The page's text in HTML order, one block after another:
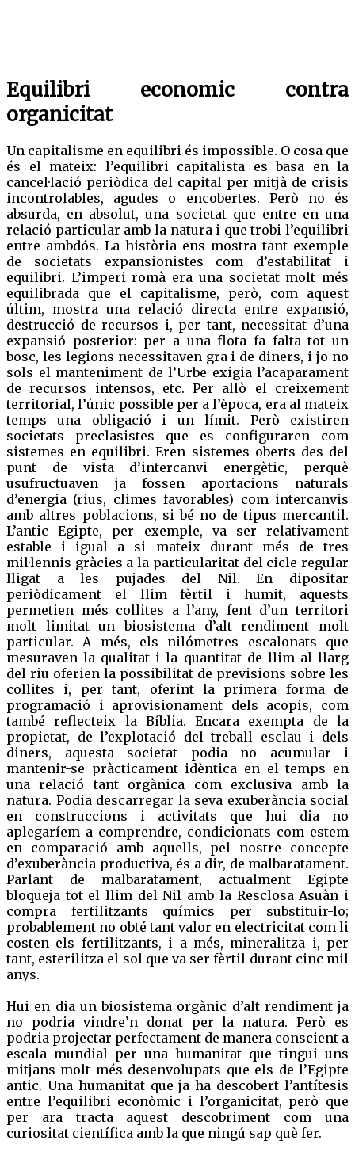
Equilibri economic contra
organicitat
Un capitalisme en equilibri és impossible. O cosa que
és el mateix: l’equilibri capitalista es basa en la
cancel·lació periòdica del capital per mitjà de crisis
incontrolables, agudes o encobertes. Però no és
absurda, en absolut, una societat que entre en una
relació particular amb la natura i que trobi l’equilibri
entre ambdós. La història ens mostra tant exemple
de societats expansionistes com d’estabilitat i
equilibri. L’imperi romà era una societat molt més
equilibrada que el capitalisme, però, com aquest
últim, mostra una relació directa entre expansió,
destrucció de recursos i, per tant, necessitat d’una
expansió posterior: per a una flota fa falta tot un
bosc, les legions necessitaven gra i de diners, i jo no
sols el manteniment de l’Urbe exigia l’acaparament
de recursos intensos, etc. Per allò el creixement
territorial, l’únic possible per a l’època, era al mateix
temps una obligació i un límit. Però existiren
societats preclasistes que es configuraren com
sistemes en equilibri. Eren sistemes oberts des del
punt de vista d’intercanvi energètic, perquè
usufructuaven ja fossen aportacions naturals
d’energia (rius, climes favorables) com intercanvis
amb altres poblacions, si bé no de tipus mercantil.
L’antic Egipte, per exemple, va ser relativament
estable i igual a si mateix durant més de tres
mil·lennis gràcies a la particularitat del cicle regular
lligat a les pujades del Nil. En dipositar
periòdicament el llim fèrtil i humit, aquests
permetien més collites a l’any, fent d’un territori
molt limitat un biosistema d’alt rendiment molt
particular. A més, els nilómetres escalonats que
mesuraven la qualitat i la quantitat de llim al llarg
del riu oferien la possibilitat de previsions sobre les
collites i, per tant, oferint la primera forma de
programació i aprovisionament dels acopis, com
també reflecteix la Bíblia. Encara exempta de la
propietat, de l’explotació del treball esclau i dels
diners, aquesta societat podia no acumular i
mantenir-se pràcticament idèntica en el temps en
una relació tant orgànica com exclusiva amb la
natura. Podia descarregar la seva exuberància social
en construccions i activitats que hui dia no
aplegaríem a comprendre, condicionats com estem
en comparació amb aquells, pel nostre concepte
d’exuberància productiva, és a dir, de malbaratament.
Parlant de malbaratament, actualment Egipte
bloqueja tot el llim del Nil amb la Resclosa Asuàn i
compra fertilitzants químics per substituir-lo;
probablement no obté tant valor en electricitat com li
costen els fertilitzants, i a més, mineralitza i, per
tant, esterilitza el sol que va ser fèrtil durant cinc mil
anys.
Hui en dia un biosistema orgànic d’alt rendiment ja
no podria vindre’n donat per la natura. Però es
podria projectar perfectament de manera conscient a
escala mundial per una humanitat que tingui uns
mitjans molt més desenvolupats que els de l’Egipte
antic. Una humanitat que ja ha descobert l’antítesis
entre l’equilibri econòmic i l’organicitat, però que
per ara tracta aquest descobriment com una
curiositat científica amb la que ningú sap què fer.